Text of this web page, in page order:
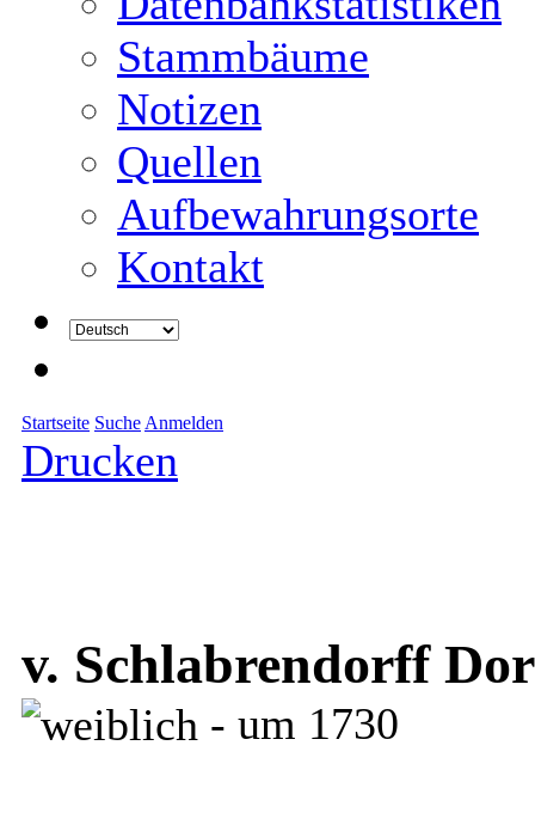
Stammbäume
Notizen
Quellen
Aufbewahrungsorte
Kontakt
Startseite Suche Anmelden
Drucken
v. Schlabrendorff
- um 1730